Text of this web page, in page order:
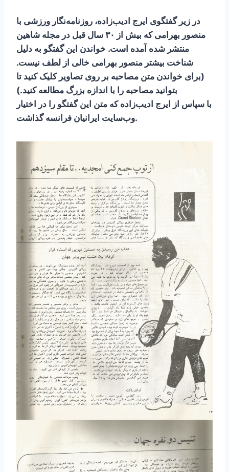
در زیر گفتگوی ایرج ادیب‌زاده، روزنامه‌نگار ورزشی با
منصور بهرامی که بیش از ۳۰ سال قبل در مجله شاهین
منتشر شده آمده است. خواندن این گفتگو به دلیل
شناخت بیشتر منصور بهرامی خالی از لطف نیست.
(برای خواندن متن مصاحبه بر روی تصاویر کلیک کنید تا
بتوانید مصاحبه را با اندازه بزرگ مطالعه کنید.)
با سپاس از ایرج ادیب‌زاده که متن این گفتگو را در اختیار
وب‌سایت ایرانیان فرانسه گذاشت.